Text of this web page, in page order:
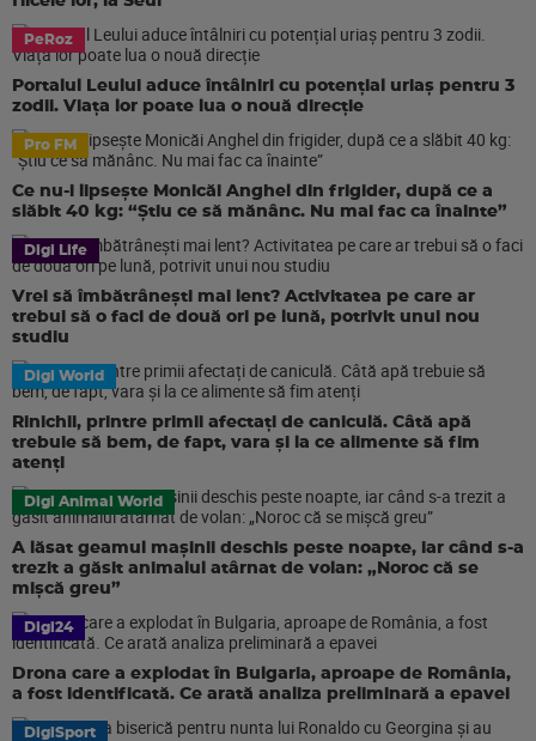
PeRoz
Portalul Leului aduce întâlniri cu potențial uriaș pentru 3
zodii. Viața lor poate lua o nouă direcție
Pro FM
Ce nu-i lipsește Monicăi Anghel din frigider, după ce a
slăbit 40 kg: “Știu ce să mănânc. Nu mai fac ca înainte”
Digi Life
Vrei să îmbătrânești mai lent? Activitatea pe care ar
trebui să o faci de două ori pe lună, potrivit unui nou
studiu
Digi World
Rinichii, printre primii afectați de caniculă. Câtă apă
trebuie să bem, de fapt, vara și la ce alimente să fim
atenți
Digi Animal World
A lăsat geamul mașinii deschis peste noapte, iar când s-a
trezit a găsit animalul atârnat de volan: „Noroc că se
mișcă greu”
Digi24
Drona care a explodat în Bulgaria, aproape de România,
a fost identificată. Ce arată analiza preliminară a epavei
DigiSport